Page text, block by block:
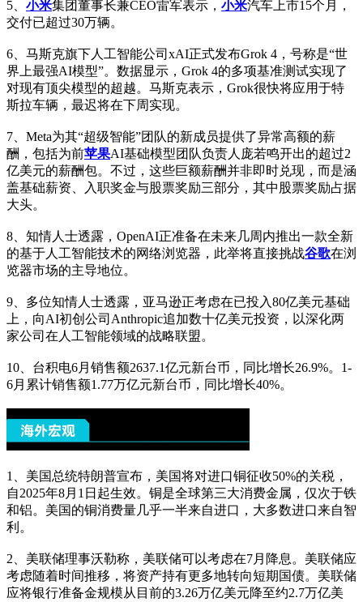
5、 小米集团董事长兼CEO雷军表示， 小米汽车上市15个月，
交付已超过30万辆。
6、马斯克旗下人工智能公司xAI正式发布Grok 4，号称是“世
界上最强AI模型”。数据显示，Grok 4的多项基准测试实现了
对现有顶尖模型的超越。马斯克表示，Grok很快将应用于特
斯拉车辆，最迟将在下周实现。
7、Meta为其“超级智能”团队的新成员提供了异常高额的薪
酬，包括为前苹果AI基础模型团队负责人庞若鸣开出的超过2
亿美元的薪酬包。不过，这些巨额薪酬并非即时兑现，而是涵
盖基础薪资、入职奖金与股票奖励三部分，其中股票奖励占据
大头。
8、知情人士透露，OpenAI正准备在未来几周内推出一款全新
的基于人工智能技术的网络浏览器，此举将直接挑战谷歌在浏
览器市场的主导地位。
9、多位知情人士透露，亚马逊正考虑在已投入80亿美元基础
上，向AI初创公司Anthropic追加数十亿美元投资，以深化两
家公司在人工智能领域的战略联盟。
10、台积电6月销售额2637.1亿元新台币，同比增长26.9%。1-
6月累计销售额1.77万亿元新台币，同比增长40%。
1、美国总统特朗普宣布，美国将对进口铜征收50%的关税，
自2025年8月1日起生效。铜是全球第三大消费金属，仅次于铁
和铝。美国的铜消费量几乎一半来自进口，大多数进口来自智
利。
2、美联储理事沃勒称，美联储可以考虑在7月降息。美联储应
考虑随着时间推移，将资产持有更多地转向短期国债。美联储
应将银行准备金规模从目前的3.26万亿美元降至约2.7万亿美